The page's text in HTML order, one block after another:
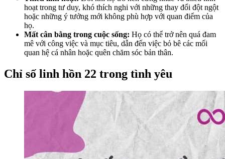
hoạt trong tư duy, khó thích nghi với những thay đổi đột ngột
hoặc những ý tưởng mới không phù hợp với quan điểm của
họ.
Mất cân bằng trong cuộc sống: Họ có thể trở nên quá đam
mê với công việc và mục tiêu, dẫn đến việc bỏ bê các mối
quan hệ cá nhân hoặc quên chăm sóc bản thân.
Chỉ số linh hồn 22 trong tình yêu